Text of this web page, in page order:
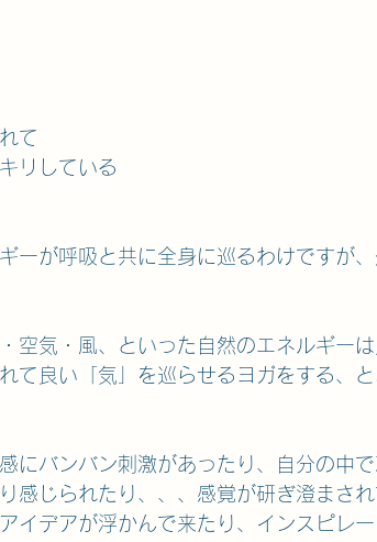
て
リしている
ーが呼吸と共に全身に巡るわけですが
空気・風、といった自然のエネルギー
て良い「気」を巡らせるヨガをする、
にバンバン刺激があったり、自分の中
感じられたり、、、感覚が研ぎ澄まさ
イデアが浮かんで来たり、インスピレ